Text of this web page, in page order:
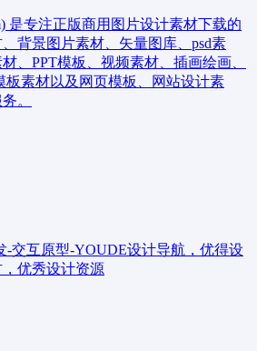
是专注正版商用图片设计素材下载的
背景图片素材、矢量图库、psd素
、PPT模板、视频素材、插画绘画、
板素材以及网页模板、网站设计素
。
-交互原型-YOUDE设计导航，优得设
优秀设计资源